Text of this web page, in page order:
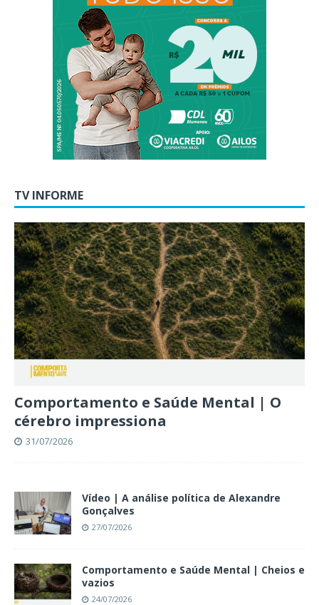
TV INFORME
Comportamento e Saúde Mental | O
cérebro impressiona
31/07/2026
Vídeo | A análise política de Alexandre
Gonçalves
27/07/2026
Comportamento e Saúde Mental | Cheios e
vazios
24/07/2026